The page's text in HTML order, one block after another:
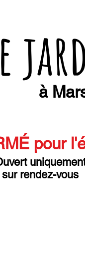
à
pour
sur rendez-vous